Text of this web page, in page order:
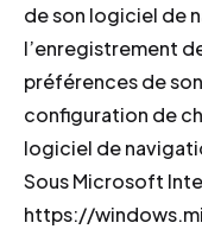
de son logiciel de
l’enregistrement
préférences de
configuration de
logiciel de
Sous Microsoft
https://